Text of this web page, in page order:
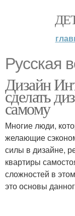
Русская
Дизайн
сделать
самому
Многие люди,
желающие
силы в дизайне,
квартиры
сложностей в
это основы